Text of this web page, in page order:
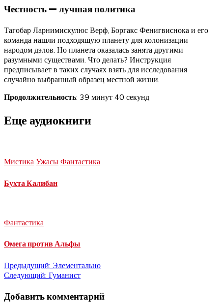
Честность — лучшая политика
Тагобар Ларнимискулюс Верф, Боргакс Фенигвиснока и его
команда нашли подходящую планету для колонизации
народом дэлов. Но планета оказалась занята другими
разумными существами. Что делать? Инструкция
предписывает в таких случаях взять для исследования
случайно выбранный образец местной жизни.
Продолжительность: 39 минут 40 секунд
Еще аудиокниги
Мистика Ужасы Фантастика
Бухта Калибан
Фантастика
Омега против Альфы
Навигация
записям
Предыдущий: Элементально
Следующий: Гуманист
Добавить комментарий